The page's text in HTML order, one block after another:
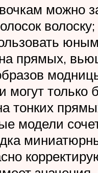
можно
волоску;
прямых,
могут
тонких
модели